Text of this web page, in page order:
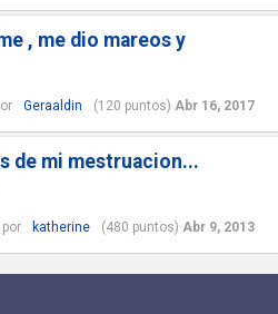
, me dio mareos y
Geraaldin (120 puntos) Abr 16, 2017
de mi mestruacion...
por katherine (480 puntos) Abr 9, 2013